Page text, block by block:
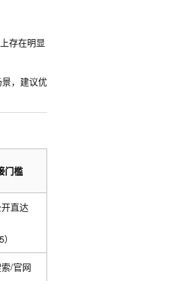
存在明显
，建议优
门槛
直达
/官网